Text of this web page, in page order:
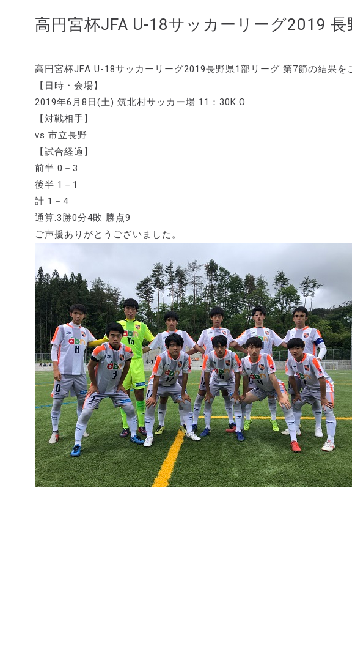
高円宮杯JFA U-18サッカーリーグ2019
高円宮杯JFA U-18サッカーリーグ2019長野県1部リーグ 第7節の結果を
【日時・会場】
2019年6月8日(土) 筑北村サッカー場 11：30K.O.
【対戦相手】
vs 市立長野
【試合経過】
前半 0－3
後半 1－1
計 1－4
通算:3勝0分4敗 勝点9
ご声援ありがとうございました。